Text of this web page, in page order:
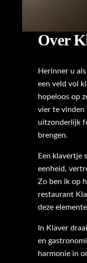
Over
Herinner u
een veld vol
hopeloos op
vier te vinden
uitzonderlijk
brengen.
Een klavertje
eenheid,
Zo ben ik op
restaurant
deze
In Klaver
en
harmonie in